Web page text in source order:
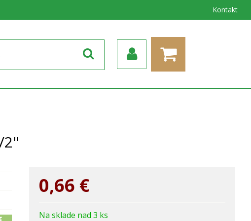
Kontakt
2"
0,66 €
Na sklade nad 3 ks